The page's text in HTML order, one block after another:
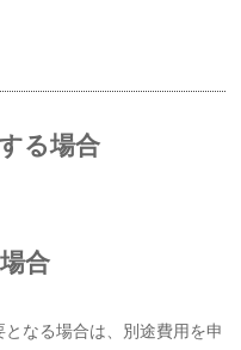
る場合
合
なる場合は、別途費用を申